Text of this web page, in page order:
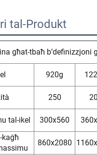
tal-Produkt
għat-tbaħ b’definizzjoni
920g
250
tal-ikel 300x560
kaġħ
860x2080